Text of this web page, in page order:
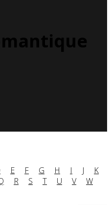
E F G H I J
K
R S T U V
W